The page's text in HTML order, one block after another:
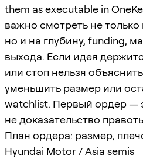
them as executable in
важно смотреть не
но и на глубину, funding,
выхода. Если идея
или стоп нельзя
уменьшить размер или
watchlist. Первый ордер —
не доказательство
План ордера: размер,
Hyundai Motor / Asia semis